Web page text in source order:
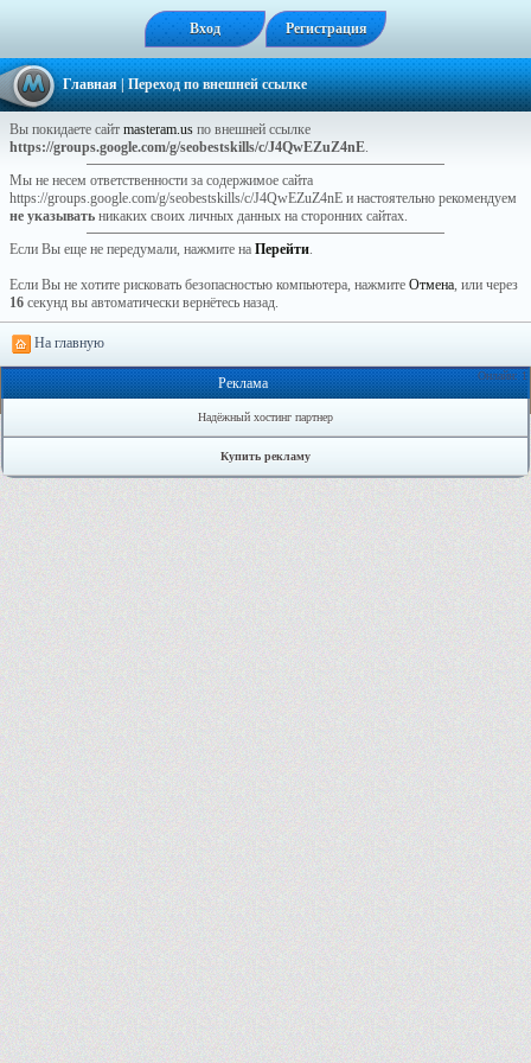
Вход Регистрация
Главная| Переход по внешней ссылке
Вы покидаете сайт masteram.us по внешней ссылке
https://groups.google.com/g/seobestskills/c/J4QwEZuZ4nE.
Мы не несем ответственности за содержимое сайта
https://groups.google.com/g/seobestskills/c/J4QwEZuZ4nE и настоятельно рекомендуем
не указывать никаких своих личных данных на сторонних сайтах.
Если Вы еще не передумали, нажмите на Перейти.
Если Вы не хотите рисковать безопасностью компьютера, нажмите Отмена, или через
16 секунд вы автоматически вернётесь назад.
На главную
Онлайн: 1
Реклама
Надёжный хостинг партнер
Купить рекламу